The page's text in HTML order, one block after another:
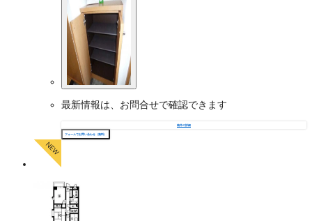
最新情報は、お問合せで確認できます
物件の詳細
フォームでお問い合わせ（無料）